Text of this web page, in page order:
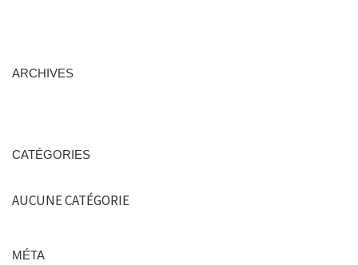
ARCHIVES
CATÉGORIES
AUCUNE CATÉGORIE
MÉTA